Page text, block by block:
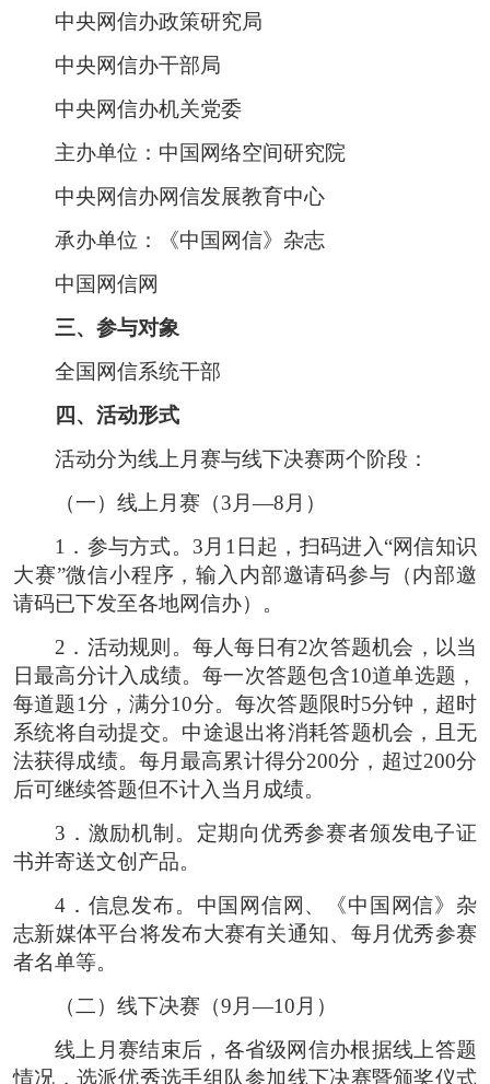
中央网信办政策研究局
中央网信办干部局
中央网信办机关党委
主办单位：中国网络空间研究院
中央网信办网信发展教育中心
承办单位：《中国网信》杂志
中国网信网
三、参与对象
全国网信系统干部
四、活动形式
活动分为线上月赛与线下决赛两个阶段：
（一）线上月赛（3月—8月）
1．参与方式。3月1日起，扫码进入“网信知识
大赛”微信小程序，输入内部邀请码参与（内部邀
请码已下发至各地网信办）。
2．活动规则。每人每日有2次答题机会，以当
日最高分计入成绩。每一次答题包含10道单选题，
每道题1分，满分10分。每次答题限时5分钟，超时
系统将自动提交。中途退出将消耗答题机会，且无
法获得成绩。每月最高累计得分200分，超过200分
后可继续答题但不计入当月成绩。
3．激励机制。定期向优秀参赛者颁发电子证
书并寄送文创产品。
4．信息发布。中国网信网、《中国网信》杂
志新媒体平台将发布大赛有关通知、每月优秀参赛
者名单等。
（二）线下决赛（9月—10月）
线上月赛结束后，各省级网信办根据线上答题
情况，选派优秀选手组队参加线下决赛暨颁奖仪式